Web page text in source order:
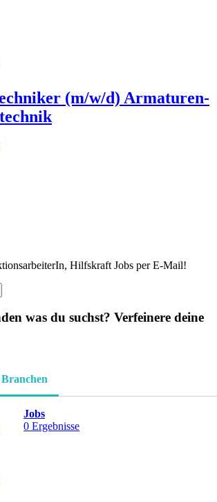
(m/w/d) Armaturen-
Hilfskraft Jobs per E-Mail!
was du suchst? Verfeinere deine
Jobs
0 Ergebnisse